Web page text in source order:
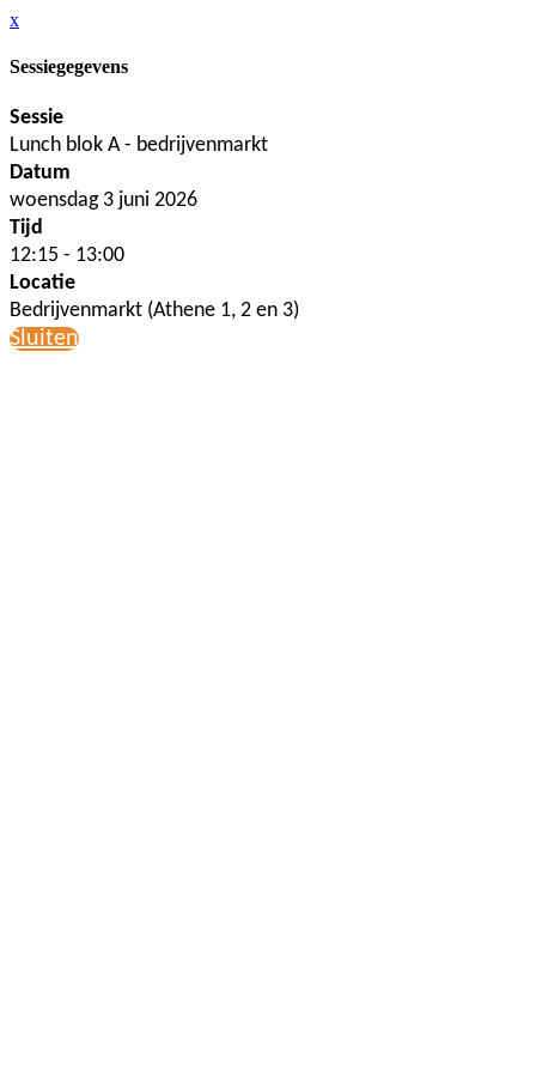
x
Sessiegegevens
Sessie
Lunch blok A - bedrijvenmarkt
Datum
woensdag 3 juni 2026
Tijd
12:15 - 13:00
Locatie
Bedrijvenmarkt (Athene 1, 2 en 3)
Sluiten